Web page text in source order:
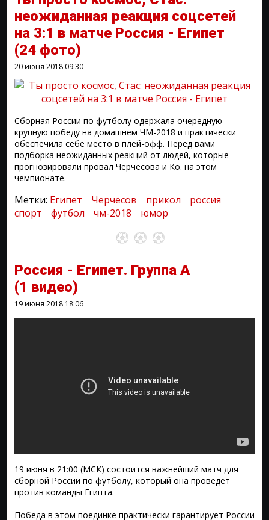
неожиданная реакция соцсетей
на 3:1 в матче Россия - Египет
(24 фото)
20 июня 2018 09:30
Сборная России по футболу одержала очередную
крупную победу на домашнем ЧМ-2018 и практически
обеспечила себе место в плей-офф. Перед вами
подборка неожиданных реакций от людей, которые
прогнозировали провал Черчесова и Ко. на этом
чемпионате.
Метки: Египет Черчесов прикол
россия
спорт
футбол чм-2018 юмор
Россия - Египет. Группа А
(1 видео)
19 июня 2018 18:06
19 июня в 21:00 (МСК) состоится важнейший матч для
сборной России по футболу, который она проведет
против команды Египта.
Победа в этом поединке практически гарантирует России